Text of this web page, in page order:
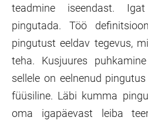
teadmine iseendast.
pingutada. Töö
pingutust eeldav tegevus,
teha. Kusjuures
sellele on eelnenud
füüsiline. Läbi kumma
oma igapäevast leiba